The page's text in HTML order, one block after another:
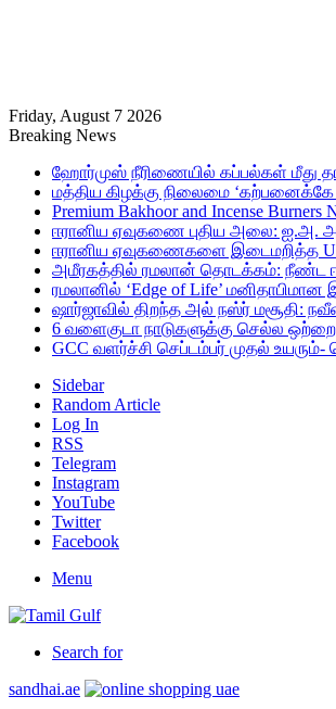
Friday, August 7 2026
Breaking News
ஹோர்முஸ் நீரிணையில் கப்பல்கள் மீது
மத்திய கிழக்கு நிலைமை
Premium Bakhoor and Incense
ஈரானிய ஏவுகணை புதிய அலை: ஐ.அ.
ஈரானிய ஏவுகணைகளை இடைமறித்த
அமீரகத்தில் ரமலான் தொடக்கம்: நீண்ட ஈத்
ரமலானில் ‘Edge of Life’
ஷார்ஜாவில் திறந்த அல் நஸ்ர் மசூதி:
6 வளைகுடா நாடுகளுக்கு செல்ல
GCC வளர்ச்சி செப்டம்பர் முதல்
Sidebar
Random Article
Log In
RSS
Telegram
Instagram
YouTube
Twitter
Facebook
Menu
Search for
sandhai.ae